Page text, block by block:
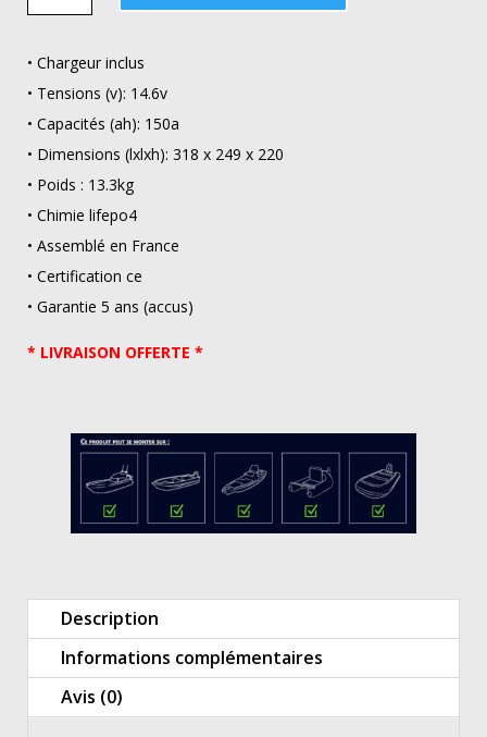
SH
LITHIUM
LIFEPO4
12V150A
• Chargeur inclus
• Tensions (v): 14.6v
• Capacités (ah): 150a
• Dimensions (lxlxh): 318 x 249 x 220
• Poids : 13.3kg
• Chimie lifepo4
• Assemblé en France
• Certification ce
• Garantie 5 ans (accus)
* LIVRAISON OFFERTE *
Description
Informations complémentaires
Avis (0)